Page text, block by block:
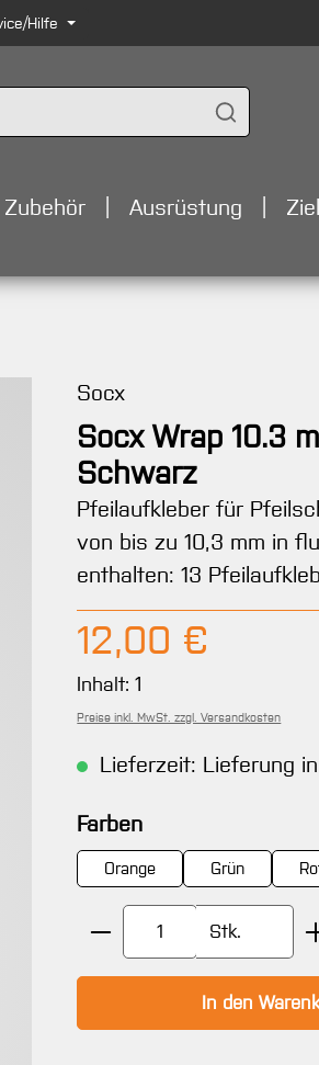
Hilfe
Ausrüstung
Socx
Socx Wrap 10.3
Schwarz
Pfeilaufkleber für
von bis zu 10,3 mm in
enthalten: 13
Regulärer Preis:
12,00 €
Inhalt:1
Preise inkl. MwSt. zzgl. Versandkosten
Lieferzeit: Lieferung
Farbenauswählen
Orange Grün
Produkt Anzahl:
Stk.
In den